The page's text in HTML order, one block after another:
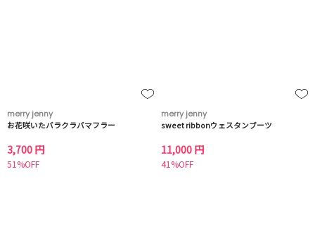
merry jenny
お花咲いたバラクラバマフラー
3,700 円
51%OFF
merry jenny
sweet ribbonウェスタンブーツ
11,000 円
41%OFF